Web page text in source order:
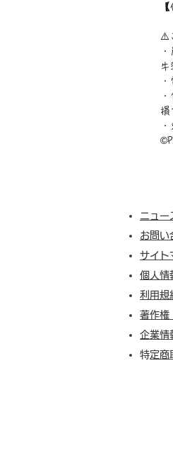
⚠️
牛
損
ニュー
お問い
サイト
個人情
利用規
著作権
企業情
​特定